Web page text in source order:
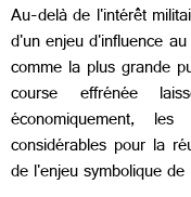
Au-delà de l'intérêt
d'un enjeu d'influence
comme la plus grande
course effrénée
économiquement,
considérables pour la
de l'enjeu symbolique